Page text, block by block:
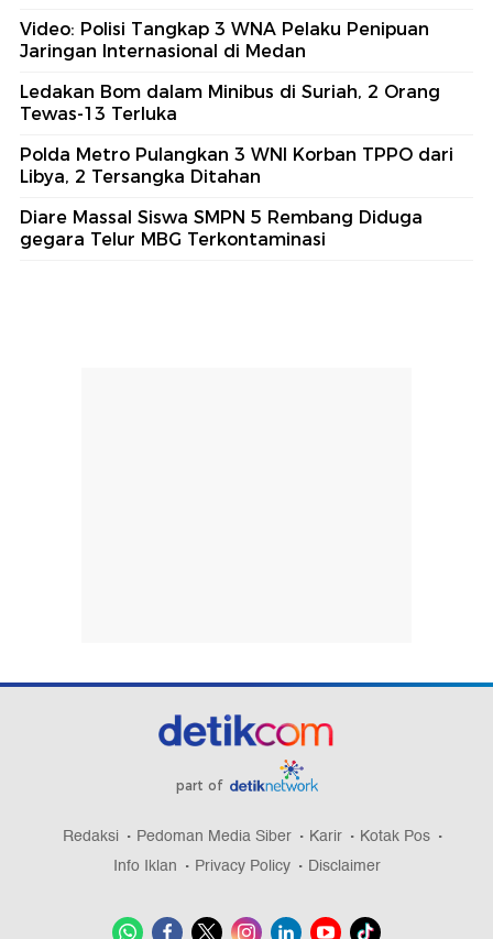
Video: Polisi Tangkap 3 WNA Pelaku Penipuan
Jaringan Internasional di Medan
Ledakan Bom dalam Minibus di Suriah, 2 Orang
Tewas-13 Terluka
Polda Metro Pulangkan 3 WNI Korban TPPO dari
Libya, 2 Tersangka Ditahan
Diare Massal Siswa SMPN 5 Rembang Diduga
gegara Telur MBG Terkontaminasi
part of
Redaksi Pedoman Media Siber Karir
Kotak Pos
Info Iklan
Privacy Policy Disclaimer